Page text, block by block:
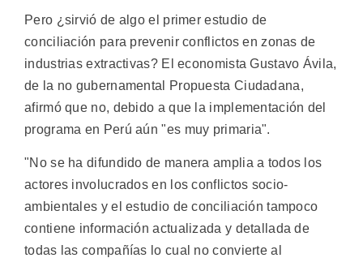
Pero ¿sirvió de algo el primer estudio de
conciliación para prevenir conflictos en zonas de
industrias extractivas? El economista Gustavo Ávila,
de la no gubernamental Propuesta Ciudadana,
afirmó que no, debido a que la implementación del
programa en Perú aún "es muy primaria".
"No se ha difundido de manera amplia a todos los
actores involucrados en los conflictos socio-
ambientales y el estudio de conciliación tampoco
contiene información actualizada y detallada de
todas las compañías lo cual no convierte al